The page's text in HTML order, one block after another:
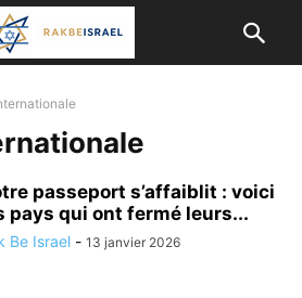
passeport s’affaiblit : voici
pays qui ont fermé leurs...
Be Israel - 13 janvier 2026